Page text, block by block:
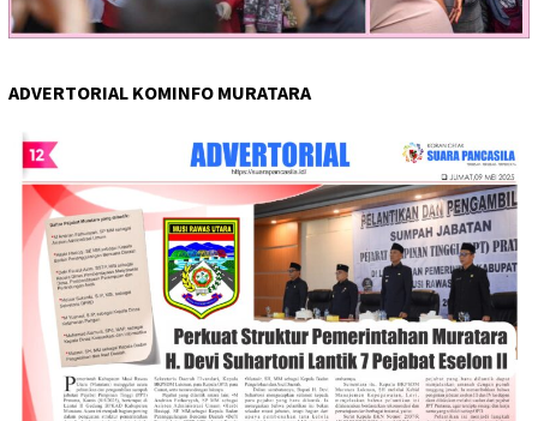
ADVERTORIAL KOMINFO MURATARA